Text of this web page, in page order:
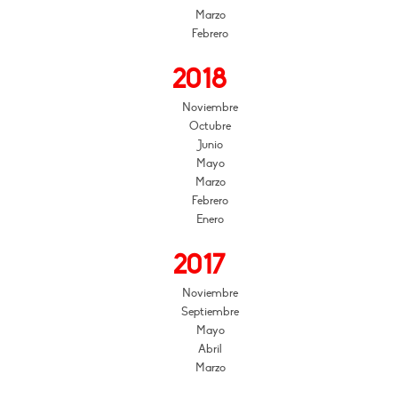
Marzo
Febrero
2018
Noviembre
Octubre
Junio
Mayo
Marzo
Febrero
Enero
2017
Noviembre
Septiembre
Mayo
Abril
Marzo